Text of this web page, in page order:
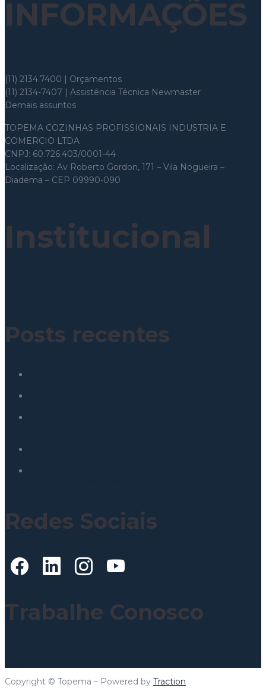
INFORMAÇÕES
(11) 2134.7400 | Orçamentos
(11) 2134-7407 | Assistência Técnica Newmaster
Demais assuntos
TOPEMA COZINHAS PROFISSIONAIS INDUSTRIA E
COMERCIO LTDA
CNPJ: 60.726.403/0001-44
Localização: Av Roberto Gordon, 171 – Vila Nogueira –
Diadema – CEP 09990-090
Institucional
Posts recentes
Redes Sociais
Trabalhe Conosco
Copyright © Topema – Powered by Traction